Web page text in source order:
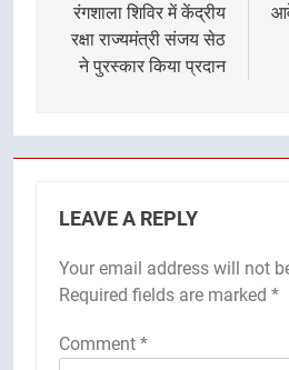
रंगशाला शिविर में केंद्रीय
रक्षा राज्यमंत्री संजय सेठ
ने पुरस्कार किया प्रदान
LEAVE A REPLY
Your email address will not
Required fields are marked *
Comment *